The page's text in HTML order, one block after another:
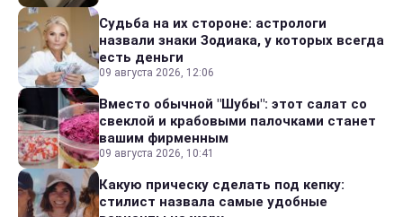
Судьба на их стороне: астрологи
назвали знаки Зодиака, у которых всегда
есть деньги
09 августа 2026, 12:06
Вместо обычной "Шубы": этот салат со
свеклой и крабовыми палочками станет
вашим фирменным
09 августа 2026, 10:41
Какую прическу сделать под кепку:
стилист назвала самые удобные